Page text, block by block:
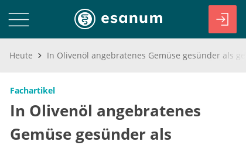
Heute
Fachartikel
In Olivenöl angebratenes
Gemüse gesünder als